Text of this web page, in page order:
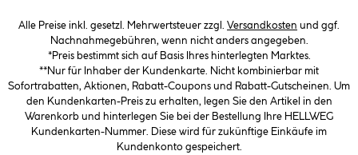
Alle Preise inkl. gesetzl. Mehrwertsteuer zzgl. Versandkosten und ggf.
Nachnahmegebühren, wenn nicht anders angegeben.
*Preis bestimmt sich auf Basis Ihres hinterlegten Marktes.
**Nur für Inhaber der Kundenkarte. Nicht kombinierbar mit
Sofortrabatten, Aktionen, Rabatt-Coupons und Rabatt-Gutscheinen. Um
den Kundenkarten-Preis zu erhalten, legen Sie den Artikel in den
Warenkorb und hinterlegen Sie bei der Bestellung Ihre HELLWEG
Kundenkarten-Nummer. Diese wird für zukünftige Einkäufe im
Kundenkonto gespeichert.